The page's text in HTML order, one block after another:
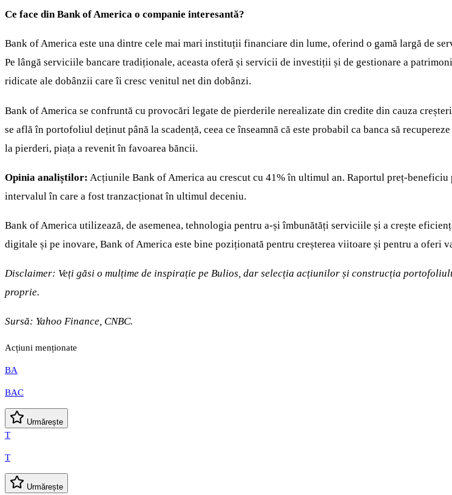
Ce face din Bank of America o companie interesantă?
Bank of America este una dintre cele mai mari instituții financiare din lume, oferind o gamă largă de
Pe lângă serviciile bancare tradiționale, aceasta oferă și servicii de investiții și de gestionare a
ridicate ale dobânzii care îi cresc venitul net din dobânzi.
Bank of America se confruntă cu provocări legate de pierderile nerealizate din credite din cauza
se află în portofoliul deținut până la scadență, ceea ce înseamnă că este probabil ca banca să
la pierderi, piața a revenit în favoarea băncii.
Opinia analiștilor: Acțiunile Bank of America au crescut cu 41% în ultimul an. Raportul preț-
intervalul în care a fost tranzacționat în ultimul deceniu.
Bank of America utilizează, de asemenea, tehnologia pentru a-și îmbunătăți serviciile și a crește
digitale și pe inovare, Bank of America este bine poziționată pentru creșterea viitoare și pentru a oferi
Disclaimer: Veți găsi o mulțime de inspirație pe Bulios, dar selecția acțiunilor și construcția
proprie.
Sursă: Yahoo Finance, CNBC.
Acțiuni menționate
BA
BAC
Urmărește
T
T
Urmărește